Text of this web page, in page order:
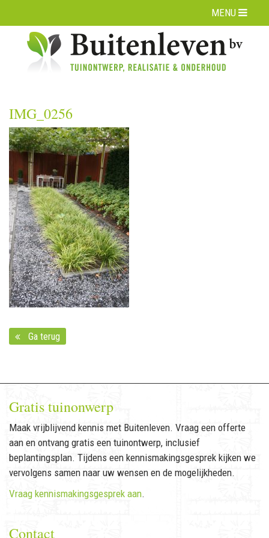
MENU
IMG_0256
Ga terug
Gratis tuinonwerp
Maak vrijblijvend kennis met Buitenleven. Vraag een offerte
aan en ontvang gratis een tuinontwerp, inclusief
beplantingsplan. Tijdens een kennismakingsgesprek kijken we
vervolgens samen naar uw wensen en de mogelijkheden.
Vraag kennismakingsgesprek aan.
Contact